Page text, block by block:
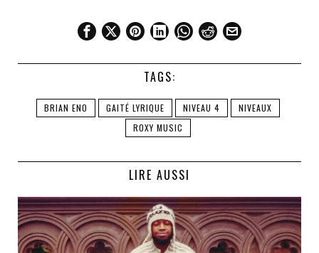
TAGS:
BRIAN ENO GAITÉ LYRIQUE NIVEAU 4
NIVEAUX
ROXY MUSIC
LIRE AUSSI